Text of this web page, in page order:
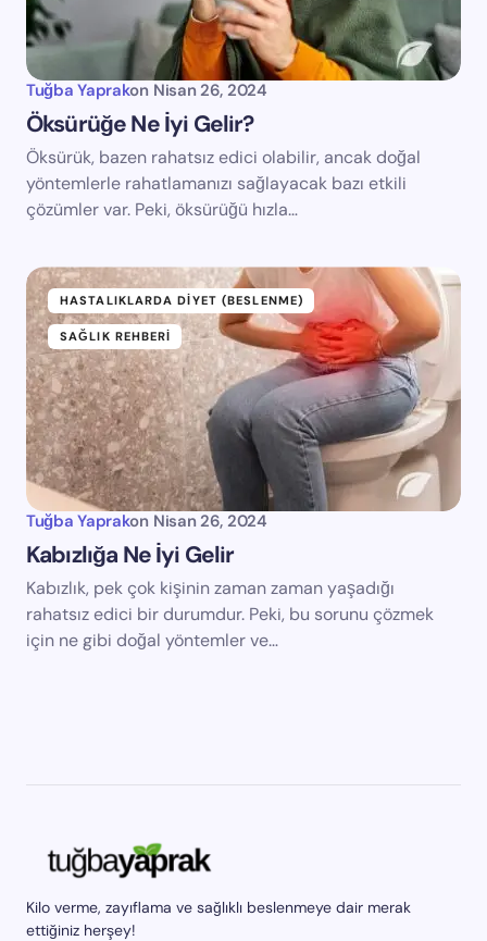
Tuğba Yaprakon Nisan 26, 2024
Öksürüğe Ne İyi Gelir?
Öksürük, bazen rahatsız edici olabilir, ancak doğal
yöntemlerle rahatlamanızı sağlayacak bazı etkili
çözümler var. Peki, öksürüğü hızla…
HASTALIKLARDA DIYET (BESLENME)
SAĞLIK REHBERI
Tuğba Yaprakon Nisan 26, 2024
Kabızlığa Ne İyi Gelir
Kabızlık, pek çok kişinin zaman zaman yaşadığı
rahatsız edici bir durumdur. Peki, bu sorunu çözmek
için ne gibi doğal yöntemler ve…
Kilo verme, zayıflama ve sağlıklı beslenmeye dair merak
ettiğiniz herşey!